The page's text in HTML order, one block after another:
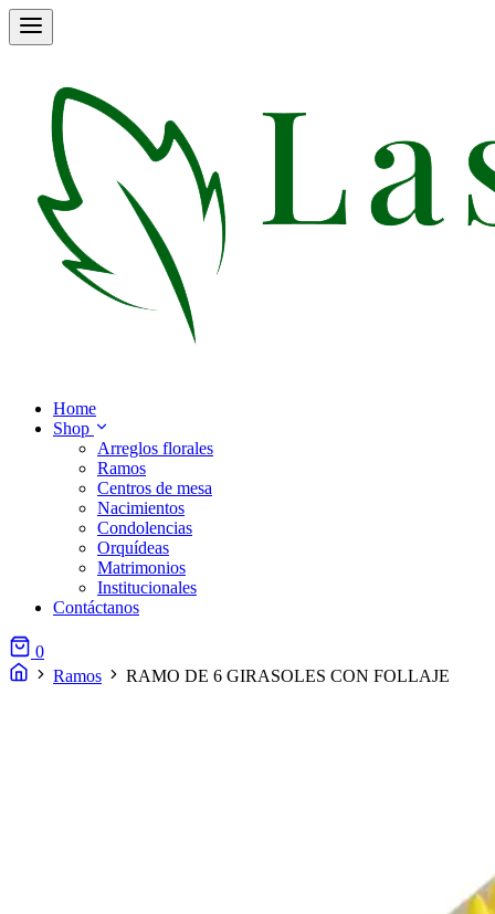
Home
Shop
Arreglos florales
Ramos
Centros de mesa
Nacimientos
Condolencias
Orquídeas
Matrimonios
Institucionales
Contáctanos
0
Ramos
RAMO DE 6 GIRASOLES CON FOLLAJE